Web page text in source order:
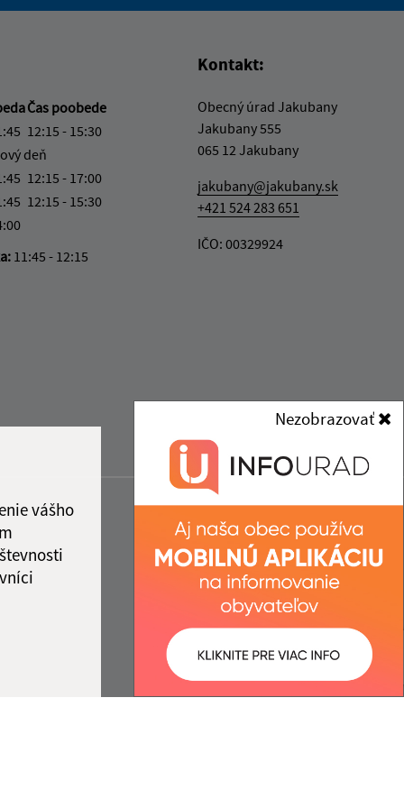
vášho
Nezobrazovať
Čas poobede
12:15 - 15:30
deň
12:15 - 17:00
12:15 - 15:30
11:45 - 12:15
Kontakt:
Obecný úrad Jakubany
Jakubany 555
065 12 Jakubany
jakubany@jakubany.sk
+421 524 283 651
IČO: 00329924